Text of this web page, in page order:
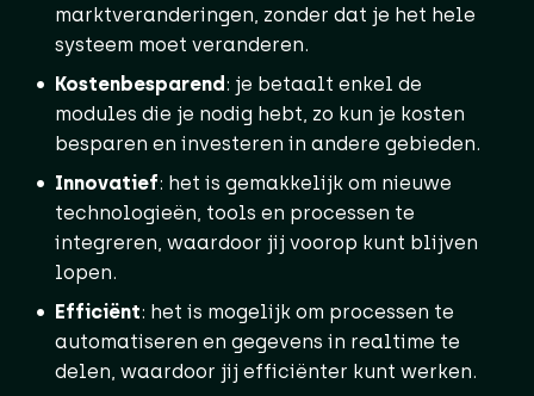
marktveranderingen, zonder dat je het hele
systeem moet veranderen.
Kostenbesparend : je betaalt enkel de
modules die je nodig hebt, zo kun je kosten
besparen en investeren in andere gebieden.
Innovatief: het is gemakkelijk om nieuwe
technologieën, tools en processen te
integreren, waardoor jij voorop kunt blijven
lopen.
Efficiënt: het is mogelijk om processen te
automatiseren en gegevens in realtime te
delen, waardoor jij efficiënter kunt werken.